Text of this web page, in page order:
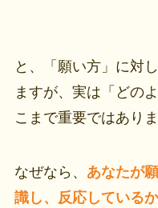
と、「願い方」に対
ますが、実は「どの
こまで重要ではありま
なぜなら、 あなたが
識し、反応している